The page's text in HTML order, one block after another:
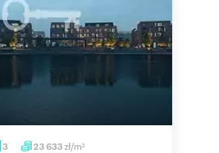
3 23 633zł/m2